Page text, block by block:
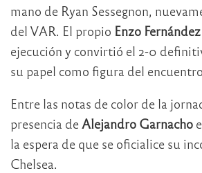
mano de Ryan Sessegnon,
del VAR. El propio Enzo Fernández
ejecución y convirtió el 2-0
su papel como figura del
Entre las notas de color de la
presencia de Alejandro Garnacho
la espera de que se oficialice su
Chelsea.